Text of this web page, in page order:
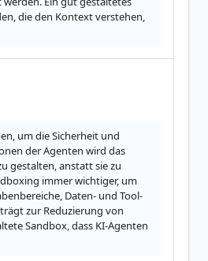
die den Kontext verstehen,
um die Sicherheit und
der Agenten wird das
gestalten, anstatt sie zu
immer wichtiger, um
Daten- und Tool-
zur Reduzierung von
Sandbox, dass KI-Agenten